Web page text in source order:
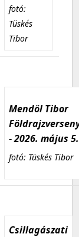
fotó:
Tüskés
Tibor
Mendöl Tibor
- 2026. május 5.
fotó: Tüskés Tibor
Csillagászati